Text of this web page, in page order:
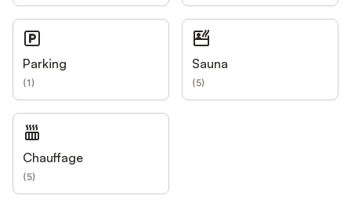
Parking
(1)
Sauna
(5)
Chauffage
(5)